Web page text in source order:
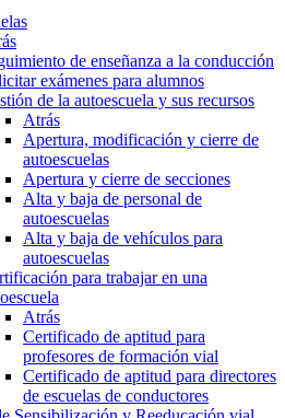
de enseñanza a la conducción
exámenes para alumnos
de la autoescuela y sus recursos
Atrás
Apertura, modificación y cierre de
autoescuelas
Apertura y cierre de secciones
Alta y baja de personal de
autoescuelas
Alta y baja de vehículos para
autoescuelas
para trabajar en una
Atrás
Certificado de aptitud para
profesores de formación vial
Certificado de aptitud para directores
de escuelas de conductores